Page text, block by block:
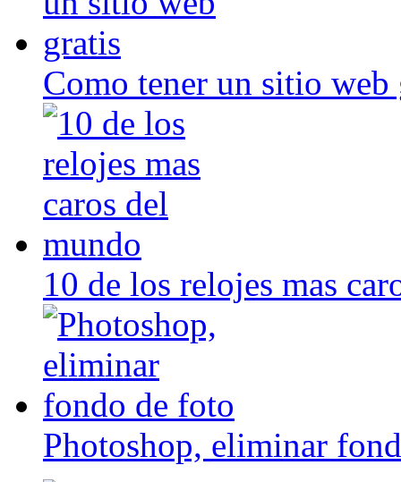
Como tener un sitio web
10 de los relojes mas
Photoshop, eliminar